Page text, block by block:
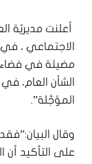
أعلنت مديريّة
الاجتماعي ، في
مضيئة في فضاء
الشأن العام،
المؤجَّلة”.
وقال
على التأكيد